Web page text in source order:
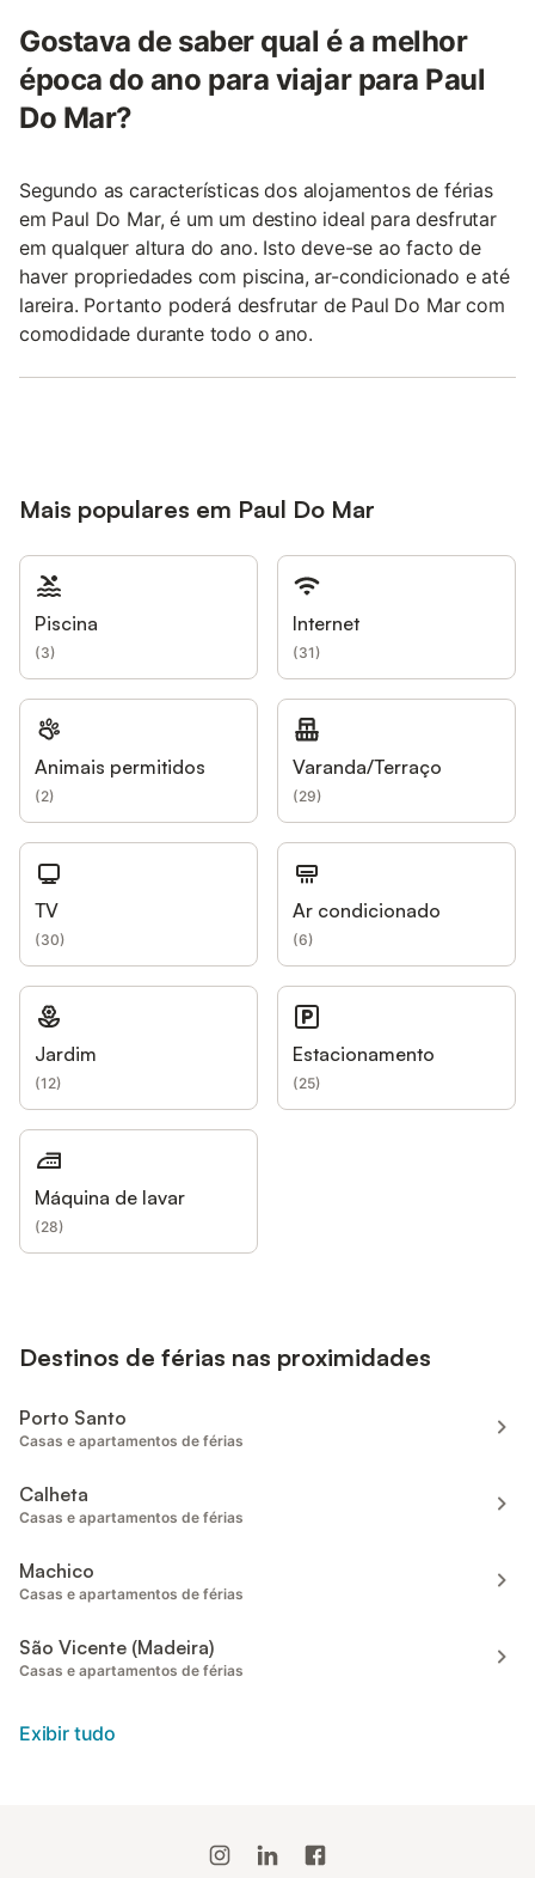
Gostava de saber qual é a melhor
época do ano para viajar para Paul
Do Mar?
Segundo as características dos alojamentos de férias
em Paul Do Mar, é um um destino ideal para desfrutar
em qualquer altura do ano. Isto deve-se ao facto de
haver propriedades com piscina, ar-condicionado e até
lareira. Portanto poderá desfrutar de Paul Do Mar com
comodidade durante todo o ano.
Mais populares em Paul Do Mar
Piscina
(3)
Internet
(31)
Animais permitidos
(2)
Varanda/Terraço
(29)
TV
(30)
Ar condicionado
(6)
Jardim
(12)
Estacionamento
(25)
Máquina de lavar
(28)
Destinos de férias nas proximidades
Porto Santo
Casas e apartamentos de férias
Calheta
Casas e apartamentos de férias
Machico
Casas e apartamentos de férias
São Vicente (Madeira)
Casas e apartamentos de férias
Exibir tudo